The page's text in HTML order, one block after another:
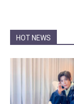
HOT NEWS